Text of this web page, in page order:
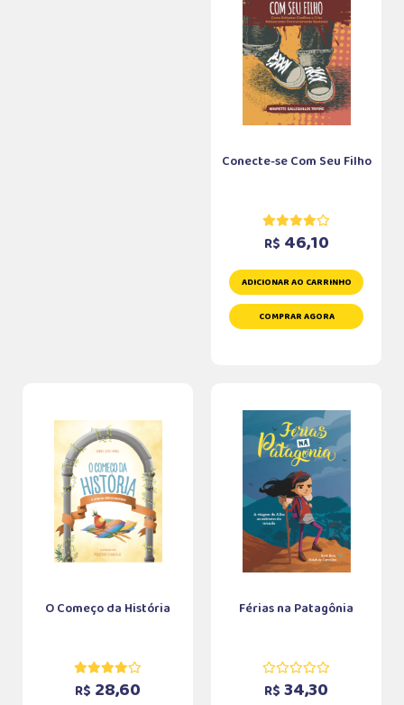
Conecte-se Com Seu Filho
R$ 46,10
ADICIONAR AO CARRINHO
COMPRAR AGORA
O Começo da História
R$ 28,60
Férias na Patagônia
R$ 34,30